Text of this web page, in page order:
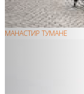
МАНАСТИР ТУМАНЕ